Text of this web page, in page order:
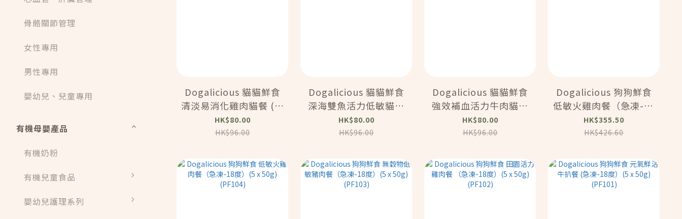
骨骼關節管理
女性專用
男性專用
嬰幼兒、兒童專用
有機母嬰產品
有機奶粉
有機兒童食品
嬰幼兒護理系列
Dogalicious 貓貓鮮食
清淡易消化雞肉貓餐 (急
凍-18度）(4 x 80g)
(PF109)
HK$80.00
HK$96.00
Dogalicious 貓貓鮮食
深海雙魚活力低敏貓餐
(急凍-18度）(4 x 80g)
(PF108)
HK$80.00
HK$96.00
Dogalicious 貓貓鮮食
強效補血活力牛肉貓餐
(急凍-18度）(4 x 80g)
(PF107)
HK$80.00
HK$96.00
Dogalicious 狗狗鮮食
低敏火雞肉餐（急凍-18
度）(5 x 200g)
(PF106)
HK$355.50
HK$426.60